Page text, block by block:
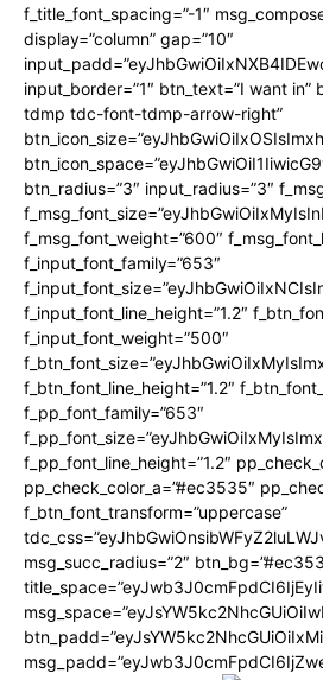
f_title_font_spacing=”-1″
display=”column” gap=”10″
input_border=”1″ btn_text=”I want
tdmp tdc-font-tdmp-arrow-right”
btn_radius=”3″ input_radius=”3″
f_msg_font_weight=”600″
f_input_font_family=”653″
f_input_font_line_height=”1.2″
f_input_font_weight=”500″
f_btn_font_line_height=”1.2″
f_pp_font_family=”653″
f_pp_font_line_height=”1.2″
pp_check_color_a=”#ec3535″
f_btn_font_transform=”uppercase”
msg_succ_radius=”2″